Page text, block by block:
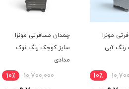
مونزا
رنگ آبی
10٪
چمدان مسافرتی مونزا
سایز کوچک رنگ نوک
مدادی
10,700,000 10٪